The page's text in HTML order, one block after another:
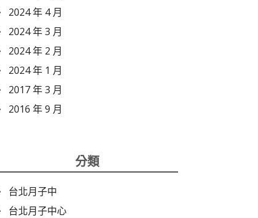
2024 年 4 月
2024 年 3 月
2024 年 2 月
2024 年 1 月
2017 年 3 月
2016 年 9 月
分類
台北月子中
台北月子中心